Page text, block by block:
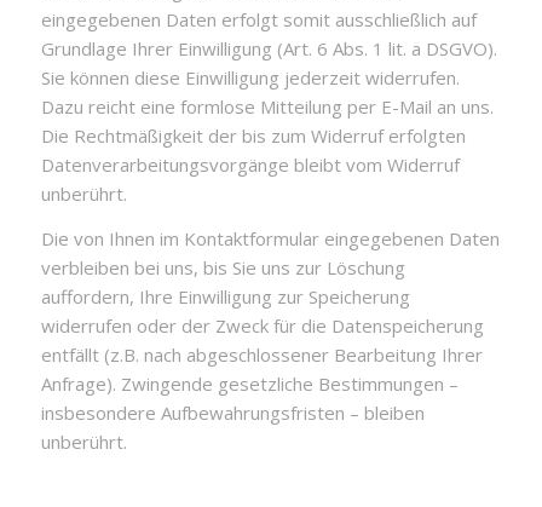
eingegebenen Daten erfolgt somit ausschließlich auf
Grundlage Ihrer Einwilligung (Art. 6 Abs. 1 lit. a DSGVO).
Sie können diese Einwilligung jederzeit widerrufen.
Dazu reicht eine formlose Mitteilung per E-Mail an uns.
Die Rechtmäßigkeit der bis zum Widerruf erfolgten
Datenverarbeitungsvorgänge bleibt vom Widerruf
unberührt.
Die von Ihnen im Kontaktformular eingegebenen Daten
verbleiben bei uns, bis Sie uns zur Löschung
auffordern, Ihre Einwilligung zur Speicherung
widerrufen oder der Zweck für die Datenspeicherung
entfällt (z.B. nach abgeschlossener Bearbeitung Ihrer
Anfrage). Zwingende gesetzliche Bestimmungen –
insbesondere Aufbewahrungsfristen – bleiben
unberührt.